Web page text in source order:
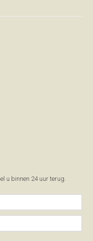
u binnen 24 uur terug.